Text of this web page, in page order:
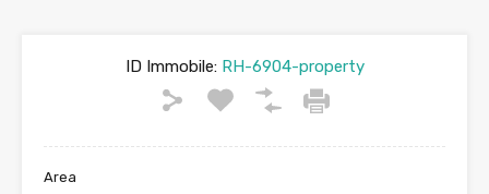
ID Immobile:RH-6904-property
Area